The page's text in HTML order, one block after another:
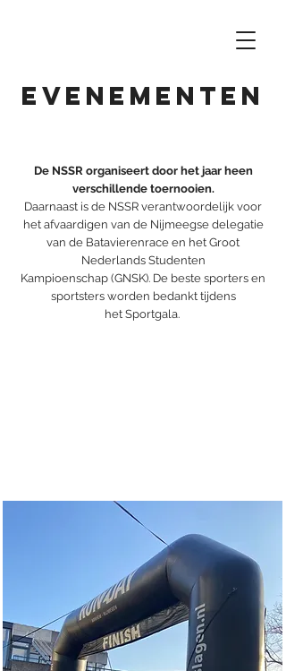
Evenementen
De NSSR organiseert door het jaar heen
verschillende toernooien.
Daarnaast is de NSSR verantwoordelijk voor
het afvaardigen van de Nijmeegse delegatie
van de Batavierenrace en het Groot
Nederlands Studenten
Kampioenschap (GNSK). De beste sporters en
sportsters worden bedankt tijdens
het Sportgala.